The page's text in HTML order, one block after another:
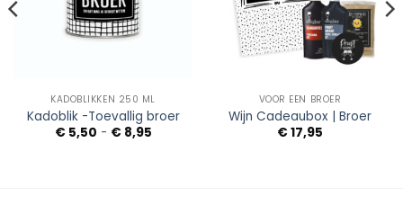
KADOBLIKKEN 250 ML
Kadoblik -Toevallig broer
€5,50 - €8,95Prijsklasse:
VOOR EEN BROER
Wijn Cadeaubox | Broer
€17,95